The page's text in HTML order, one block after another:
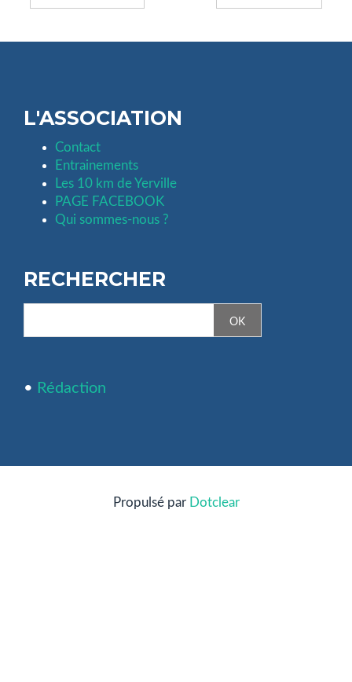
L'ASSOCIATION
Contact
Entrainements
Les 10 km de Yerville
PAGE FACEBOOK
Qui sommes-nous ?
RECHERCHER
• Rédaction
Propulsé par Dotclear